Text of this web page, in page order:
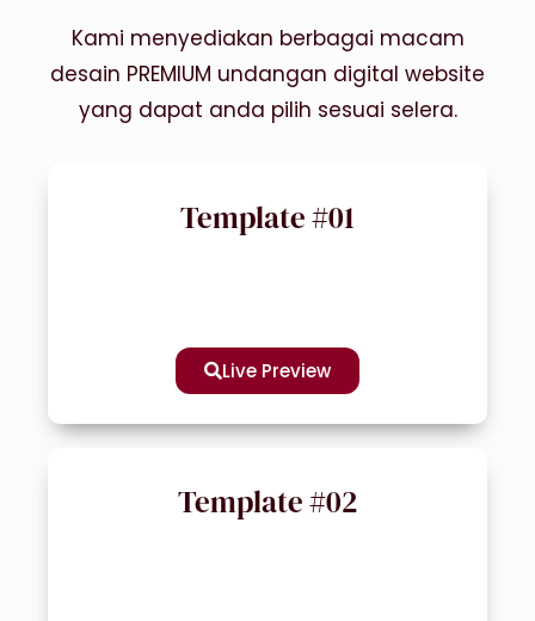
Kami menyediakan berbagai macam
desain PREMIUM undangan digital website
yang dapat anda pilih sesuai selera.
Template #01
Live Preview
Template #02